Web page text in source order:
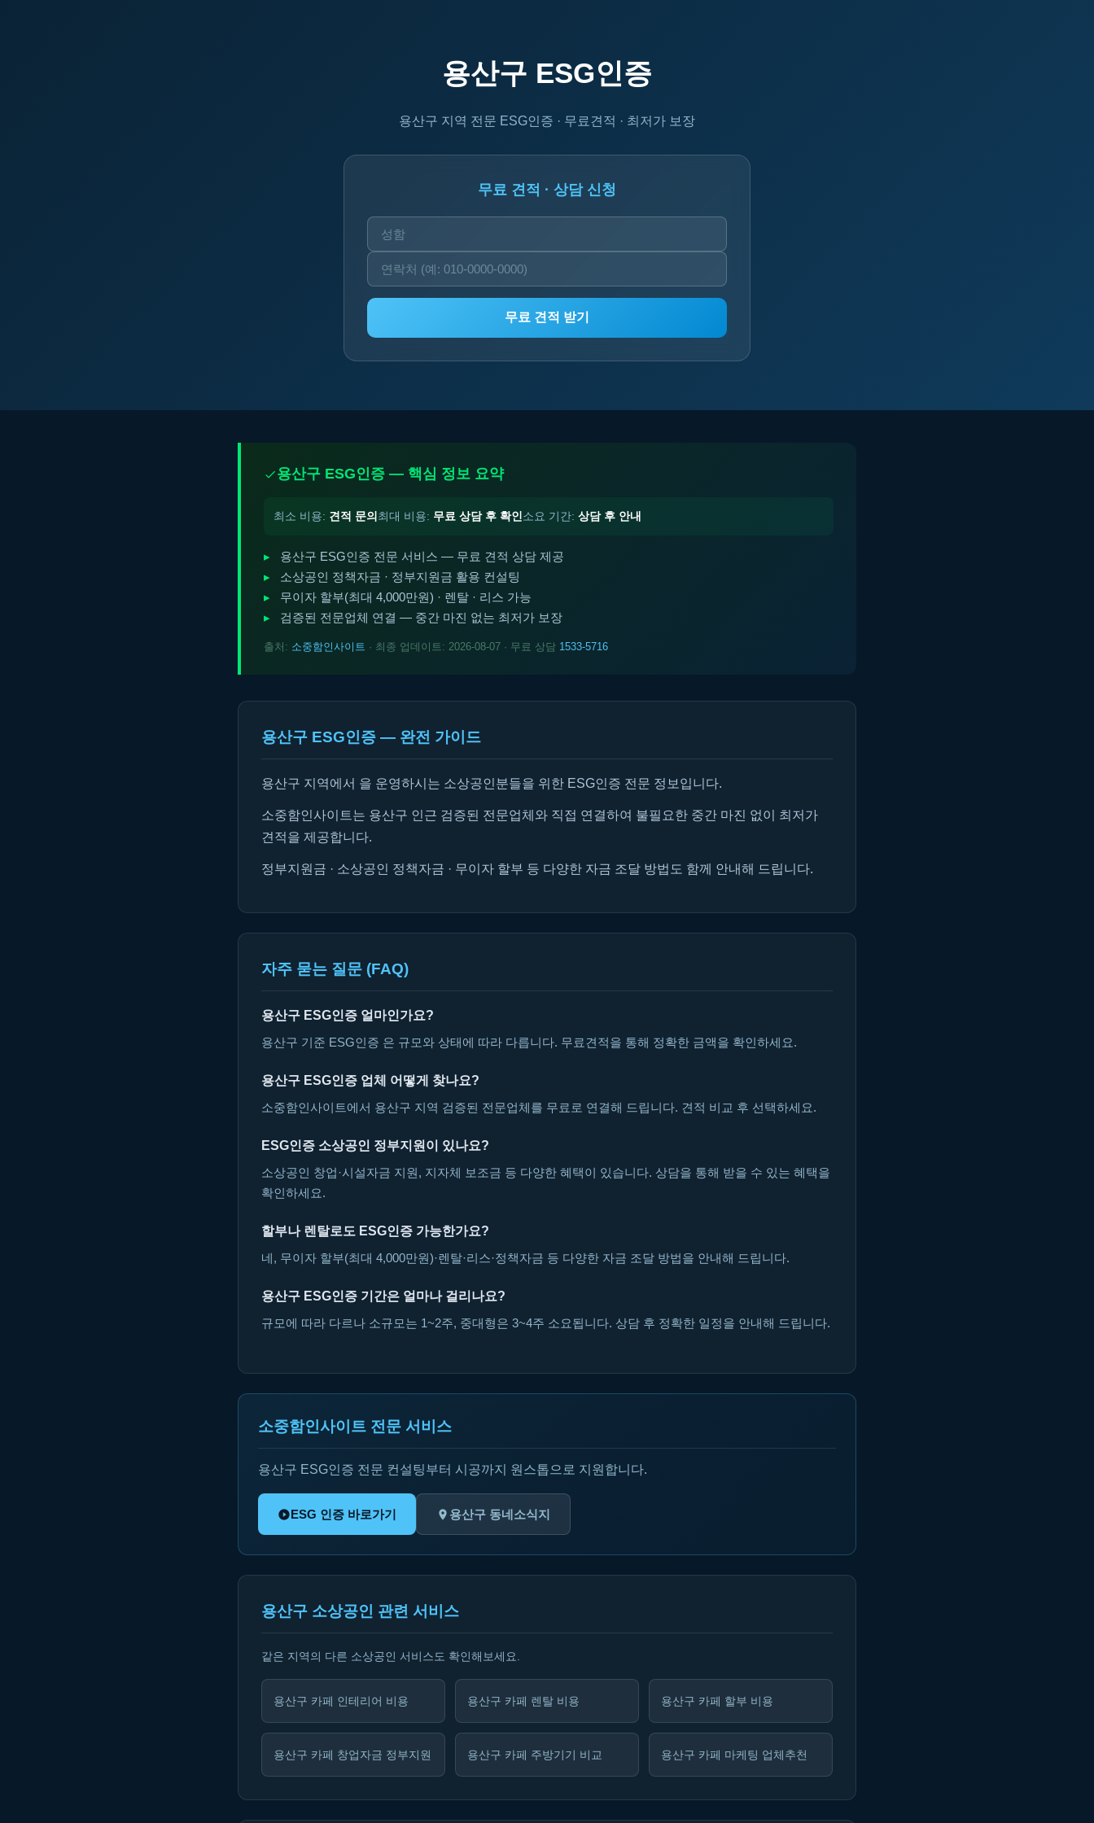
용산구 ESG인증
용산구 지역 전문 ESG인증 · 무료견적 · 최저가 보장
무료 견적 · 상담 신청
무료 견적 받기
용산구 ESG인증 — 핵심 정보 요약
최소 비용: 견적 문의 최대 비용: 무료 상담 후 확인 소요 기간: 상담 후 안내
용산구 ESG인증 전문 서비스 — 무료 견적 상담 제공
소상공인 정책자금 · 정부지원금 활용 컨설팅
무이자 할부(최대 4,000만원) · 렌탈 · 리스 가능
검증된 전문업체 연결 — 중간 마진 없는 최저가 보장
출처: 소중함인사이트 · 최종 업데이트: 2026-08-07 · 무료 상담 1533-5716
용산구 ESG인증 — 완전 가이드
용산구 지역에서 을 운영하시는 소상공인분들을 위한 ESG인증 전문 정보입니다.
소중함인사이트는 용산구 인근 검증된 전문업체와 직접 연결하여 불필요한 중간 마진 없이 최저가
견적을 제공합니다.
정부지원금 · 소상공인 정책자금 · 무이자 할부 등 다양한 자금 조달 방법도 함께 안내해 드립니다.
자주 묻는 질문 (FAQ)
용산구 ESG인증 얼마인가요?
용산구 기준 ESG인증 은 규모와 상태에 따라 다릅니다. 무료견적을 통해 정확한 금액을 확인하세요.
용산구 ESG인증 업체 어떻게 찾나요?
소중함인사이트에서 용산구 지역 검증된 전문업체를 무료로 연결해 드립니다. 견적 비교 후 선택하세요.
ESG인증 소상공인 정부지원이 있나요?
소상공인 창업·시설자금 지원, 지자체 보조금 등 다양한 혜택이 있습니다. 상담을 통해 받을 수 있는 혜택을
확인하세요.
할부나 렌탈로도 ESG인증 가능한가요?
네, 무이자 할부(최대 4,000만원)·렌탈·리스·정책자금 등 다양한 자금 조달 방법을 안내해 드립니다.
용산구 ESG인증 기간은 얼마나 걸리나요?
규모에 따라 다르나 소규모는 1~2주, 중대형은 3~4주 소요됩니다. 상담 후 정확한 일정을 안내해 드립니다.
소중함인사이트 전문 서비스
용산구 ESG인증 전문 컨설팅부터 시공까지 원스톱으로 지원합니다.
ESG 인증 바로가기 용산구 동네소식지
용산구 소상공인 관련 서비스
같은 지역의 다른 소상공인 서비스도 확인해보세요.
용산구 카페 인테리어 비용 용산구 카페 렌탈 비용 용산구 카페 할부 비용
용산구 카페 창업자금 정부지원 용산구 카페 주방기기 비교 용산구 카페 마케팅 업체추천